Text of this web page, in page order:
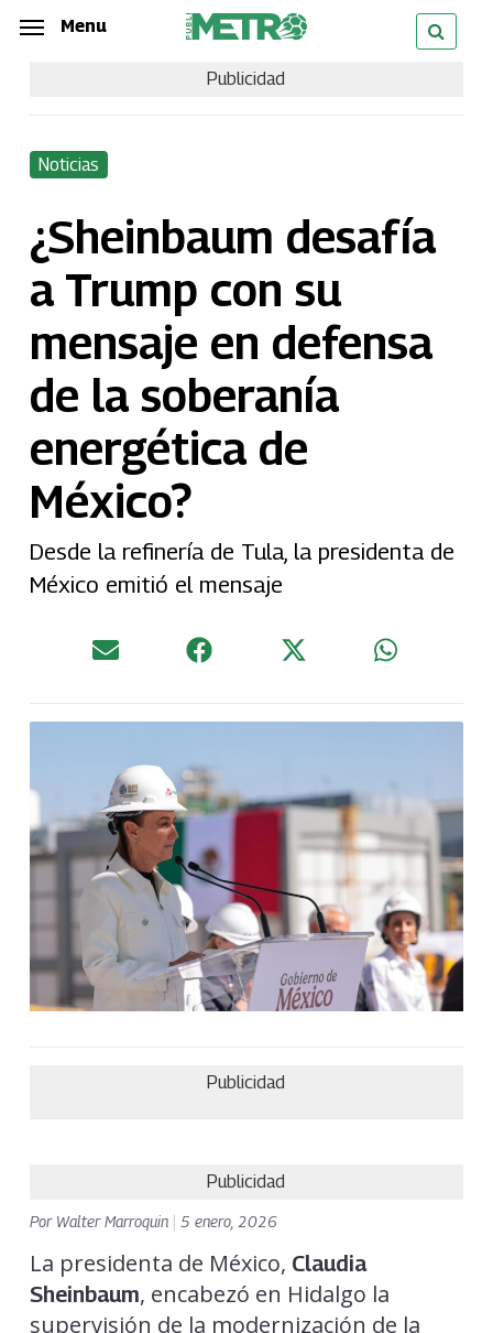
Skip
content
Menu
Publicidad
Noticias
¿Sheinbaum desafía
a Trump con su
mensaje en defensa
de la soberanía
energética de
México?
Desde la refinería de Tula, la presidenta de
México emitió el mensaje
Publicidad
Publicidad
Por Walter Marroquin 5 enero, 2026
La presidenta de México, Claudia
Sheinbaum, encabezó en Hidalgo la
supervisión de la modernización de la
Menu